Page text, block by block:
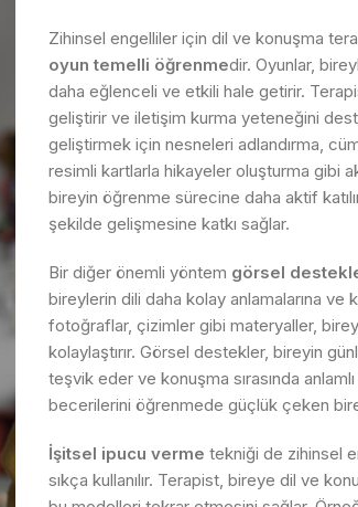
Zihinsel engelliler için dil ve konuşma
oyun temelli öğrenmedir. Oyunlar,
daha eğlenceli ve etkili hale getirir.
geliştirir ve iletişim kurma yeteneğini
geliştirmek için nesneleri adlandırma,
resimli kartlarla hikayeler oluşturma gibi
bireyin öğrenme sürecine daha aktif
şekilde gelişmesine katkı sağlar.
Bir diğer önemli yöntem görsel
bireylerin dili daha kolay anlamalarına ve
fotoğraflar, çizimler gibi materyaller,
kolaylaştırır. Görsel destekler, bireyin
teşvik eder ve konuşma sırasında
becerilerini öğrenmede güçlük çeken
İşitsel ipucu verme tekniği de zihinsel
sıkça kullanılır. Terapist, bireye dil ve